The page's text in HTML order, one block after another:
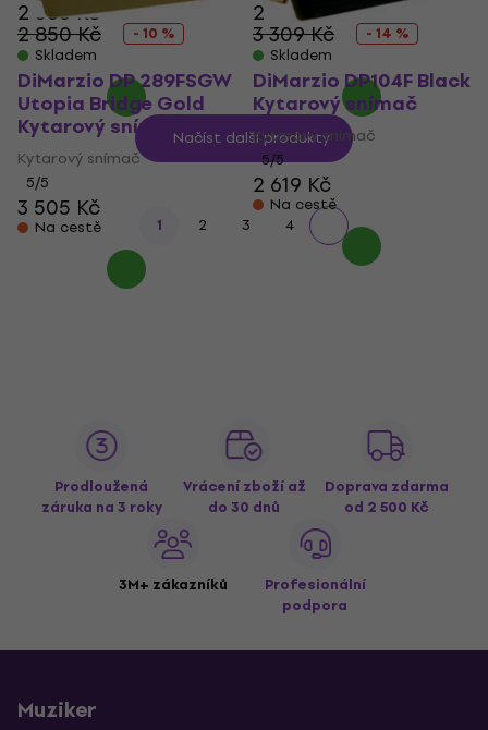
2 566 Kč
2 850 Kč
- 10 %
Skladem
2 837 Kč
3 309 Kč
- 14 %
Skladem
DiMarzio DP 289FSGW
Utopia Bridge Gold
Kytarový snímač
Kytarový snímač
5/5
3 505 Kč
Na cestě
DiMarzio DP104F Black
Kytarový snímač
Kytarový snímač
5/5
2 619 Kč
Na cestě
Načíst další produkty
1 2 3 4
Prodloužená
záruka na 3 roky
Vrácení zboží až
do 30 dnů
Doprava zdarma
od 2 500 Kč
3M+ zákazníků
Profesionální
podpora
Muziker